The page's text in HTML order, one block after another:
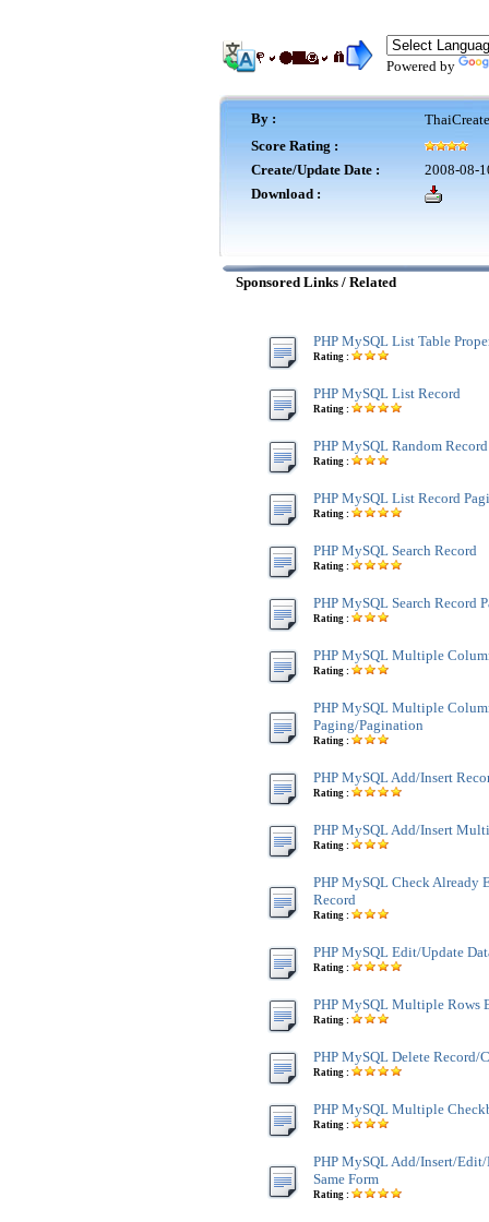
Powered by
By :
Score Rating :
Create/Update Date :
2008-08-
Download :
Sponsored Links / Related
PHP MySQL List Table
Rating :
PHP MySQL List Record
Rating :
PHP MySQL Random Record
Rating :
PHP MySQL List Record
Rating :
PHP MySQL Search Record
Rating :
PHP MySQL Search Record
Rating :
PHP MySQL Multiple
Rating :
PHP MySQL Multiple
Paging/Pagination
Rating :
PHP MySQL Add/Insert
Rating :
PHP MySQL Add/Insert
Rating :
PHP MySQL Check Already
Record
Rating :
PHP MySQL Edit/Update
Rating :
PHP MySQL Multiple Rows
Rating :
PHP MySQL Delete Record/
Rating :
PHP MySQL Multiple
Rating :
PHP MySQL Add/Insert/
Same Form
Rating :